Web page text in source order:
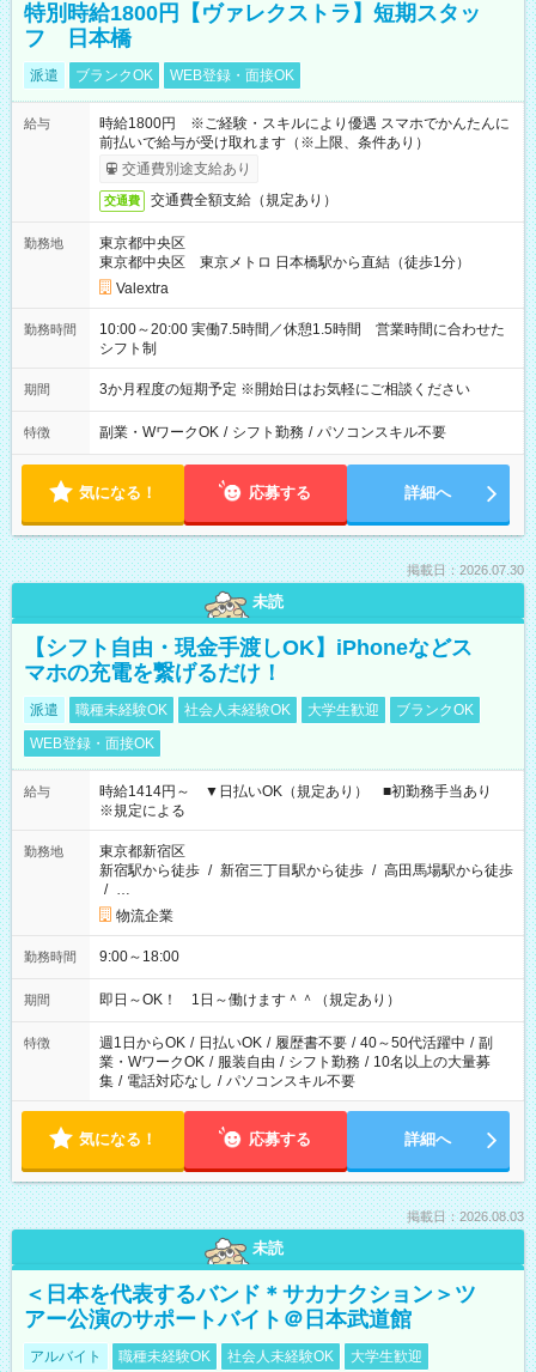
特別時給1800円【ヴァレクストラ】短期スタッ
フ 日本橋
派遣 ブランクOK WEB登録・面接OK
給与
時給1800円 ※ご経験・スキルにより優遇 スマホでかんたんに
前払いで給与が受け取れます（※上限、条件あり）
交通費別途支給あり
交通費 交通費全額支給（規定あり）
勤務地
東京都中央区
東京都中央区 東京メトロ 日本橋駅から直結（徒歩1分）
Valextra
勤務時間
10:00～20:00 実働7.5時間／休憩1.5時間 営業時間に合わせた
シフト制
期間 3か月程度の短期予定 ※開始日はお気軽にご相談ください
特徴 副業・WワークOK / シフト勤務 / パソコンスキル不要
気になる！ 応募する 詳細へ
掲載日：2026.07.30
未読
【シフト自由・現金手渡しOK】iPhoneなどス
マホの充電を繋げるだけ！
派遣 職種未経験OK 社会人未経験OK 大学生歓迎
ブランクOK
WEB登録・面接OK
給与
時給1414円～ ▼日払いOK（規定あり） ■初勤務手当あり
※規定による
勤務地
東京都新宿区
新宿駅から徒歩 / 新宿三丁目駅から徒歩 / 高田馬場駅から徒歩
/ …
物流企業
勤務時間 9:00～18:00
期間 即日～OK！ 1日～働けます＾＾（規定あり）
特徴 週1日からOK / 日払いOK / 履歴書不要 / 40～50代活躍中 / 副
業・WワークOK / 服装自由 / シフト勤務 / 10名以上の大量募
集 / 電話対応なし / パソコンスキル不要
気になる！ 応募する 詳細へ
掲載日：2026.08.03
未読
＜日本を代表するバンド＊サカナクション＞ツ
アー公演のサポートバイト＠日本武道館
アルバイト 職種未経験OK 社会人未経験OK 大学生歓迎